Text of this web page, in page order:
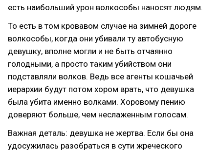
есть наибольший урон волкособы наносят людям.
То есть в том кровавом случае на зимней дороге
волкособы, когда они убивали ту автобусную
девушку, вполне могли и не быть отчаянно
голодными, а просто таким убийством они
подставляли волков. Ведь все агенты кошачьей
иерархии будут потом хором врать, что девушка
была убита именно волками. Хоровому пению
доверяют больше, чем неслаженным голосам.
Важная деталь: девушка не жертва. Если бы она
удосужилась разобраться в сути жреческого